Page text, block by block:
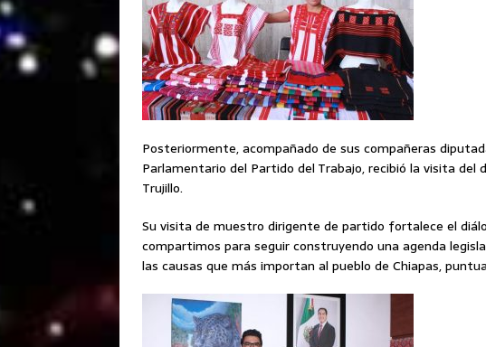
Posteriormente, acompañado de sus compañeras
Parlamentario del Partido del Trabajo, recibió la visita del
Trujillo.
Su visita de muestro dirigente de partido fortalece el
compartimos para seguir construyendo una agenda
las causas que más importan al pueblo de Chiapas,